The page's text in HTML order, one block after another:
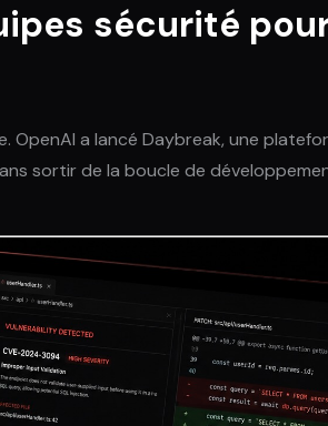
sécurité
a lancé Daybreak, une
sortir de la boucle de